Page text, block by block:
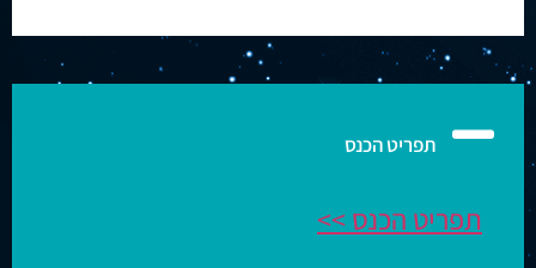
תפריט הכנס
תפריט הכנס >>